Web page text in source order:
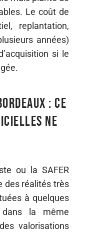
Le coût de
replantation,
années)
si le
: ce
ne
ou la SAFER
des réalités très
à quelques
dans la même
valorisations